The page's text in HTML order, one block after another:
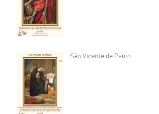
São Vicente de Paulo